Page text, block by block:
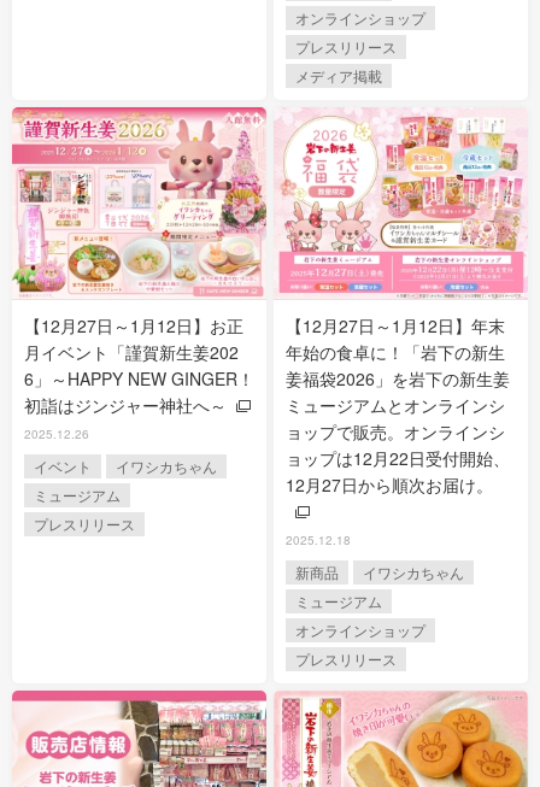
オンラインショップ
プレスリリース
メディア掲載
【12月27日～1月12日】お正
月イベント「謹賀新生姜202
6」～HAPPY NEW GINGER！
初詣はジンジャー神社へ～
2025.12.26
イベント
イワシカちゃん
ミュージアム
プレスリリース
【12月27日～1月12日】年末
年始の食卓に！「岩下の新生
姜福袋2026」を岩下の新生姜
ミュージアムとオンラインシ
ョップで販売。オンラインシ
ョップは12月22日受付開始、
12月27日から順次お届け。
2025.12.18
新商品
イワシカちゃん
ミュージアム
オンラインショップ
プレスリリース